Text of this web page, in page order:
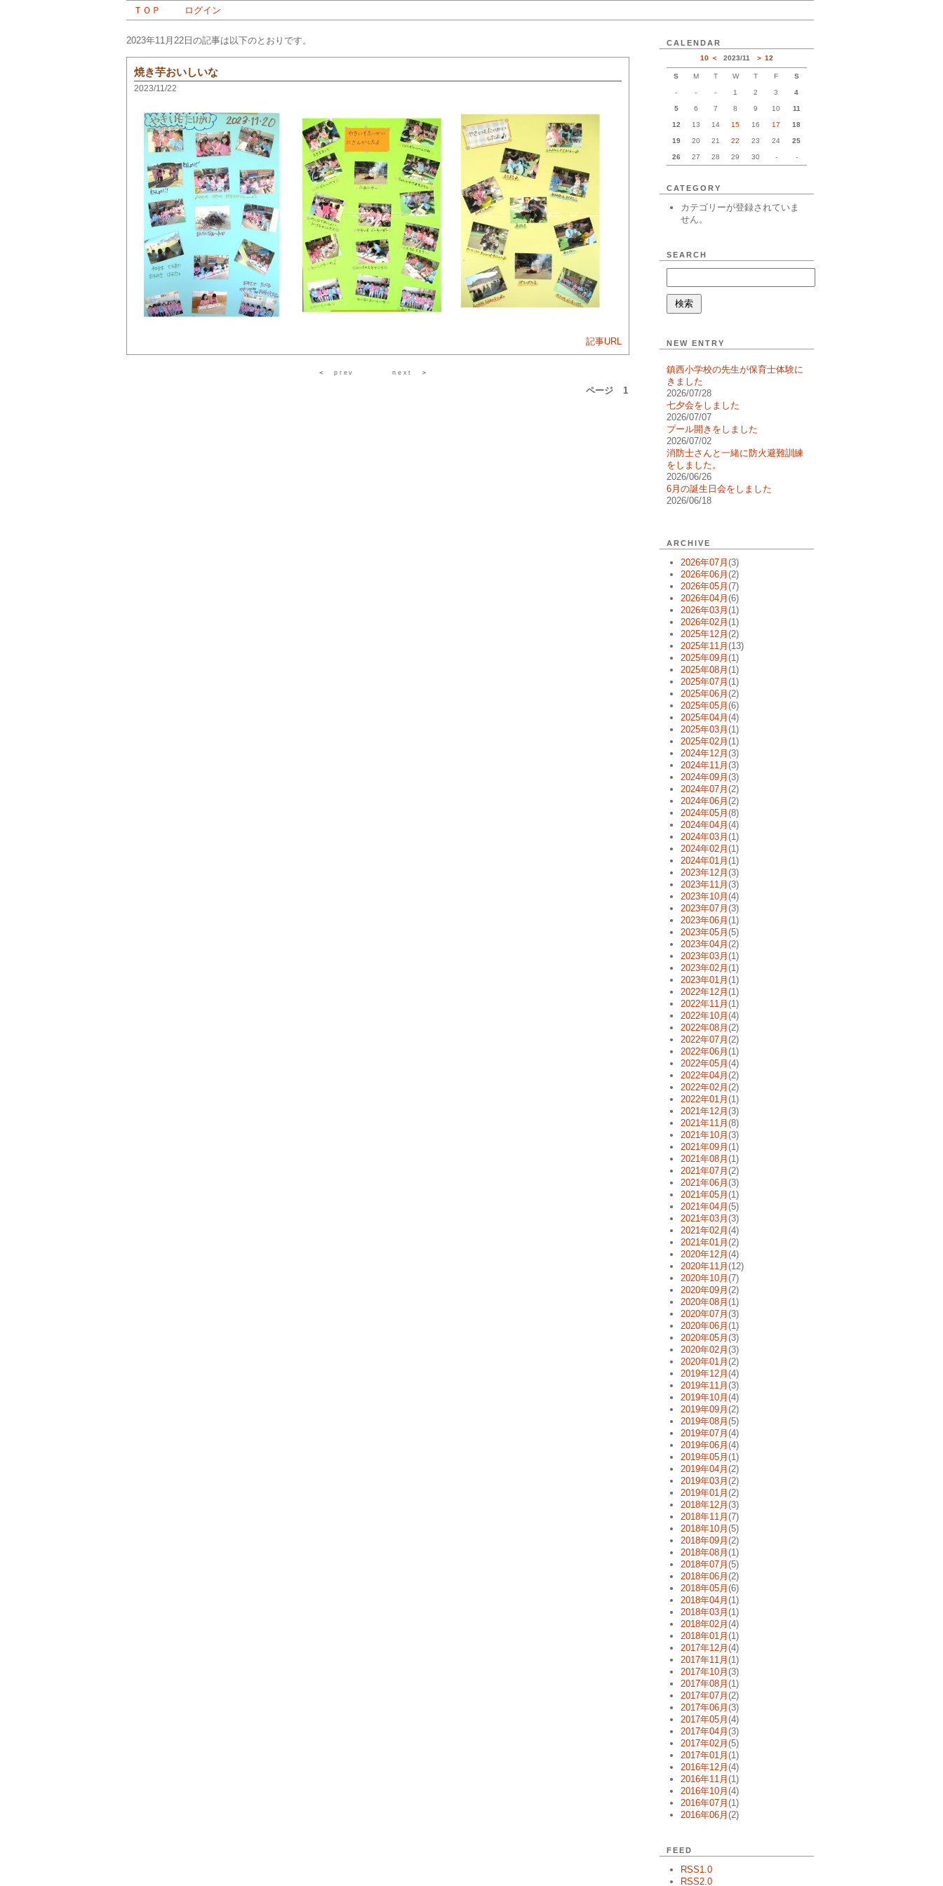
ＴＯＰ ログイン
2023年11月22日の記事は以下のとおりです。
焼き芋おいしいな
2023/11/22
記事URL
＜prev next ＞
ページ 1
CALENDAR
10 2023/11 12
S M T W T F S
- - - 1 2 3 4
5 6 7 8 9 10 11
12 13 14 15 16 17 18
19 20 21 22 23 24 25
26 27 28 29 30 - -
CATEGORY
カテゴリーが登録されていま
せん。
SEARCH
NEW ENTRY
鎮西小学校の先生が保育士体験に
きました
2026/07/28
七夕会をしました
2026/07/07
プール開きをしました
2026/07/02
消防士さんと一緒に防火避難訓練
をしました。
2026/06/26
6月の誕生日会をしました
2026/06/18
ARCHIVE
2026年07月 (3)
2026年06月 (2)
2026年05月 (7)
2026年04月 (6)
2026年03月 (1)
2026年02月 (1)
2025年12月 (2)
2025年11月 (13)
2025年09月 (1)
2025年08月 (1)
2025年07月 (1)
2025年06月 (2)
2025年05月 (6)
2025年04月 (4)
2025年03月 (1)
2025年02月 (1)
2024年12月 (3)
2024年11月 (3)
2024年09月 (3)
2024年07月 (2)
2024年06月 (2)
2024年05月 (8)
2024年04月 (4)
2024年03月 (1)
2024年02月 (1)
2024年01月 (1)
2023年12月 (3)
2023年11月 (3)
2023年10月 (4)
2023年07月 (3)
2023年06月 (1)
2023年05月 (5)
2023年04月 (2)
2023年03月 (1)
2023年02月 (1)
2023年01月 (1)
2022年12月 (1)
2022年11月 (1)
2022年10月 (4)
2022年08月 (2)
2022年07月 (2)
2022年06月 (1)
2022年05月 (4)
2022年04月 (2)
2022年02月 (2)
2022年01月 (1)
2021年12月 (3)
2021年11月 (8)
2021年10月 (3)
2021年09月 (1)
2021年08月 (1)
2021年07月 (2)
2021年06月 (3)
2021年05月 (1)
2021年04月 (5)
2021年03月 (3)
2021年02月 (4)
2021年01月 (2)
2020年12月 (4)
2020年11月 (12)
2020年10月 (7)
2020年09月 (2)
2020年08月 (1)
2020年07月 (3)
2020年06月 (1)
2020年05月 (3)
2020年02月 (3)
2020年01月 (2)
2019年12月 (4)
2019年11月 (3)
2019年10月 (4)
2019年09月 (2)
2019年08月 (5)
2019年07月 (4)
2019年06月 (4)
2019年05月 (1)
2019年04月 (2)
2019年03月 (2)
2019年01月 (2)
2018年12月 (3)
2018年11月 (7)
2018年10月 (5)
2018年09月 (2)
2018年08月 (1)
2018年07月 (5)
2018年06月 (2)
2018年05月 (6)
2018年04月 (1)
2018年03月 (1)
2018年02月 (4)
2018年01月 (1)
2017年12月 (4)
2017年11月 (1)
2017年10月 (3)
2017年08月 (1)
2017年07月 (2)
2017年06月 (3)
2017年05月 (4)
2017年04月 (3)
2017年02月 (5)
2017年01月 (1)
2016年12月 (4)
2016年11月 (1)
2016年10月 (4)
2016年07月 (1)
2016年06月 (2)
FEED
RSS1.0
RSS2.0